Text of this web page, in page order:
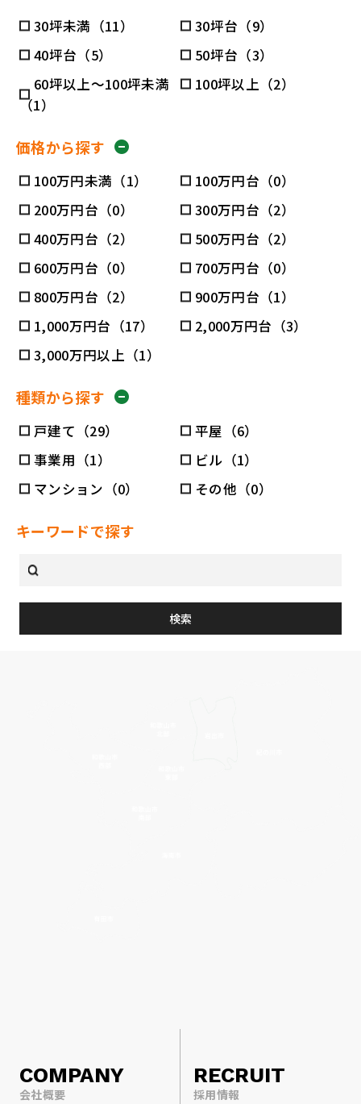
30坪未満（11）
30坪台（9）
40坪台（5）
50坪台（3）
60坪以上～100坪未満
（1）
100坪以上（2）
価格から探す
100万円未満（1）
100万円台（0）
200万円台（0）
300万円台（2）
400万円台（2）
500万円台（2）
600万円台（0）
700万円台（0）
800万円台（2）
900万円台（1）
1,000万円台（17）
2,000万円台（3）
3,000万円以上（1）
種類から探す
戸建て（29）
平屋（6）
事業用（1）
ビル（1）
マンション（0）
その他（0）
キーワードで探す
COMPANY
会社概要
RECRUIT
採用情報